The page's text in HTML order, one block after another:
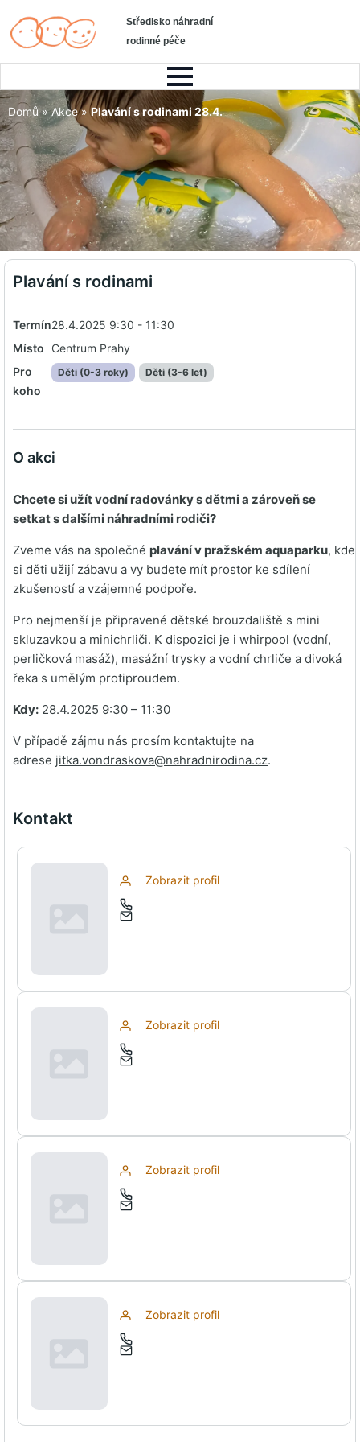
Středisko náhradní
rodinné péče
Domů » Akce » Plavání s rodinami 28.4.
Plavání s rodinami
Termín28.4.2025 9:30 - 11:30
Místo
Centrum Prahy
Pro
koho
Děti (0-3 roky) Děti (3-6 let)
O akci
Chcete si užít vodní radovánky s dětmi a zároveň se
setkat s dalšími náhradními rodiči?
Zveme vás na společné plavání v pražském aquaparku, kde
si děti užijí zábavu a vy budete mít prostor ke sdílení
zkušeností a vzájemné podpoře.
Pro nejmenší je připravené dětské brouzdaliště s mini
skluzavkou a minichrliči. K dispozici je i whirpool (vodní,
perličková masáž), masážní trysky a vodní chrliče a divoká
řeka s umělým protiproudem.
Kdy: 28.4.2025 9:30 – 11:30
V případě zájmu nás prosím kontaktujte na
adrese jitka.vondraskova@nahradnirodina.cz.
Kontakt
Zobrazit profil
Zobrazit profil
Zobrazit profil
Zobrazit profil